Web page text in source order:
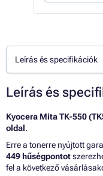
Leírás és specifikációk
Leírás és
Kyocera Mita TK-550
oldal.
Erre a tonerre nyújtott
449 hűségpontot
fel a következő